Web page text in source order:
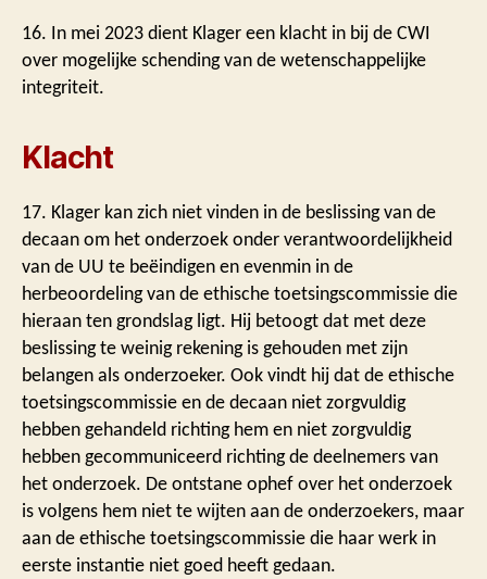
16. In mei 2023 dient Klager een klacht in bij de CWI
over mogelijke schending van de wetenschappelijke
integriteit.
Klacht
17. Klager kan zich niet vinden in de beslissing van de
decaan om het onderzoek onder verantwoordelijkheid
van de UU te beëindigen en evenmin in de
herbeoordeling van de ethische toetsingscommissie die
hieraan ten grondslag ligt. Hij betoogt dat met deze
beslissing te weinig rekening is gehouden met zijn
belangen als onderzoeker. Ook vindt hij dat de ethische
toetsingscommissie en de decaan niet zorgvuldig
hebben gehandeld richting hem en niet zorgvuldig
hebben gecommuniceerd richting de deelnemers van
het onderzoek. De ontstane ophef over het onderzoek
is volgens hem niet te wijten aan de onderzoekers, maar
aan de ethische toetsingscommissie die haar werk in
eerste instantie niet goed heeft gedaan.